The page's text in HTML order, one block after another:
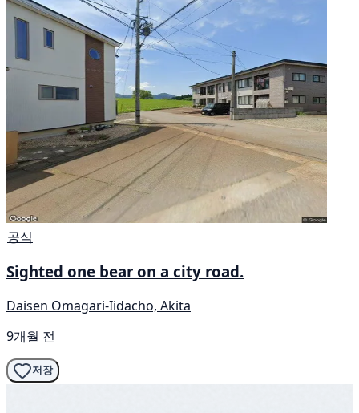
공식
Sighted one bear on a city road.
Daisen Omagari-Iidacho, Akita
9개월 전
저장